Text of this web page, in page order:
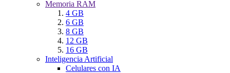
Memoria RAM
4 GB
6 GB
8 GB
12 GB
16 GB
Inteligencia Artificial
Celulares con IA